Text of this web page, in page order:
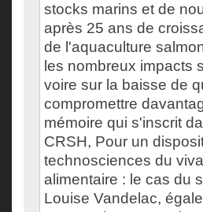
stocks marins et de
après 25 ans de
de l'aquaculture
les nombreux impacts
voire sur la baisse de
compromettre
mémoire qui s'inscrit
CRSH, Pour un
technosciences du
alimentaire : le cas du
Louise Vandelac,